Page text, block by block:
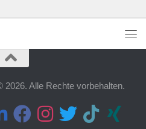
2026. Alle Rechte vorbehalten.